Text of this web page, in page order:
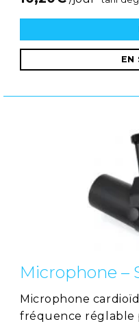
EN
Microphone –
Microphone
fréquence